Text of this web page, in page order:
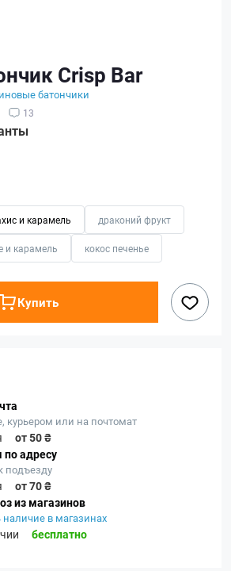
Crisp Bar
батончики
13
и карамель драконий фрукт
и карамель кокос печенье
Купить
курьером или на почтомат
от 50 ₴
адресу
подъезду
от 70 ₴
из магазинов
наличие в магазинах
бесплатно